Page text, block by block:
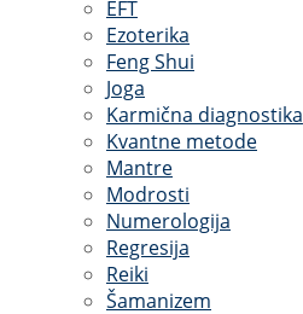
EFT
Ezoterika
Feng Shui
Joga
Karmična diagnostika
Kvantne metode
Mantre
Modrosti
Numerologija
Regresija
Reiki
Šamanizem